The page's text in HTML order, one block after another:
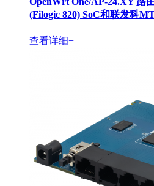
(Filogic 820) SoC和联发科
查看详细+